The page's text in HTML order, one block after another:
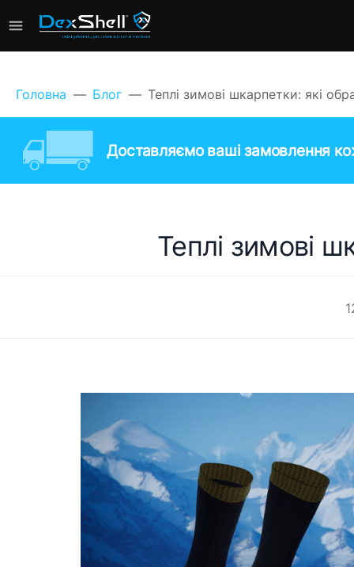
Головна Блог Теплі зимові шкарпетки: які
Доставляємо ваші замовлення
Теплі зимові